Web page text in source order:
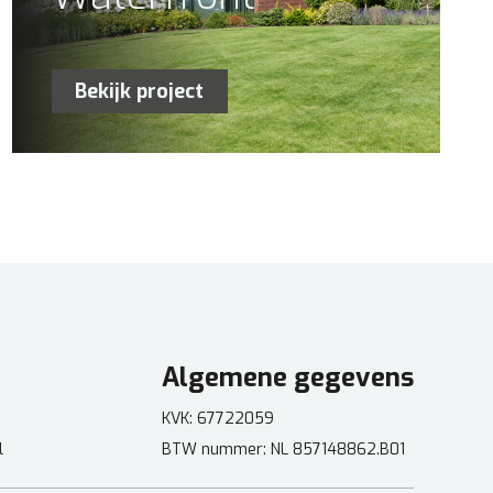
Bekijk project
Algemene gegevens
KVK: 67722059
BTW nummer: NL 857148862.B01